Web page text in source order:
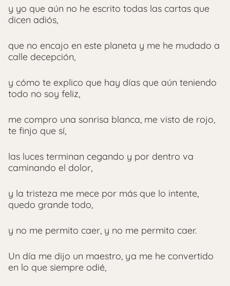
y yo que aún no he escrito todas las cartas que
dicen adiós,
que no encajo en este planeta y me he mudado a
calle decepción,
y cómo te explico que hay días que aún teniendo
todo no soy feliz,
me compro una sonrisa blanca, me visto de rojo,
te finjo que sí,
las luces terminan cegando y por dentro va
caminando el dolor,
y la tristeza me mece por más que lo intente,
quedo grande todo,
y no me permito caer, y no me permito caer.
Un día me dijo un maestro, ya me he convertido
en lo que siempre odié,